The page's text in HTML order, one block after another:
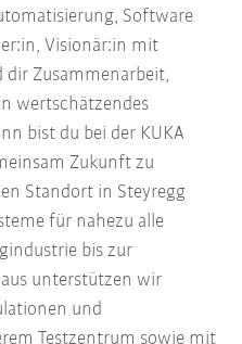
Software
Visionär:in mit
Zusammenarbeit,
wertschätzendes
bist du bei der KUKA
Zukunft zu
Standort in Steyregg
für nahezu alle
bis zur
unterstützen wir
und
Testzentrum sowie mit